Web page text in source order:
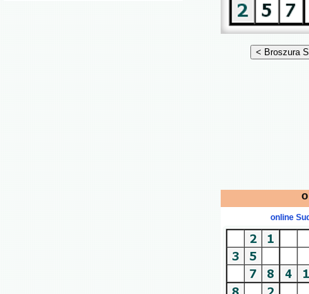
online